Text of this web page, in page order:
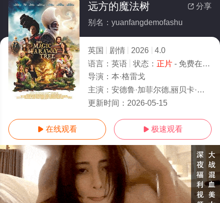
正片
 分享
远方的魔法树
别名：yuanfangdemofashu
英国 剧情 2026
4.0
语言： 英语 状态： 正片- 免费在线观看
导演： 本·格雷戈
主演： 安德鲁·加菲尔德,丽贝卡·弗格森,蒂姆·,侬索·阿诺斯,皮帕·贝内特-华纳,克莱尔·芙伊,
更新时间： 2026-05-15
 在线观看  极速观看